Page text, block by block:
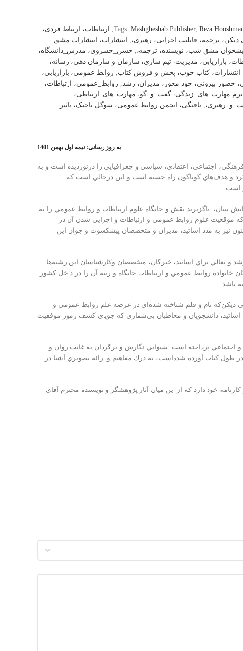
Tags: Mashgheshab Publisher, Reza
ارتباطات، ارتباط فردی،
دیکن، ترجمه، قابلیت اجرایی، رهبری،
انتشارات، انتشارات مشق
مشق شب، نویسنده، ترجمه،
حسن_خسروی، مدرس_دانشگاه،
بازاریابی، مدیریت، تیم سازی، سازمان و سازمان دهی، رسانه،
انتشارات، کتاب خوب، پخش و فروش کتاب
روابط عمومی، بازاریابی،
حضور بیرونی، خود محور، مدیران، رشد
روابط_عمومی، ارتباطات،
مهارت_های_زندگی، گفت_و_گو، مهارت_های_ارتباطی،
یافتگی، انجمن روابط عمومی، سوگل تاجیک، تاثیر
به روز رسانی: نیمه اول بهمن 1401
اجتماعي، اعتقادي، سياسي و جغرافيايي را درنورديده ‌است و به
و هدف‌هاي گوناگون راه جسته است و اين درحالي است كه
است.
بنيان، ناگزيرند نقش و جايگاه علوم ارتباطات و روابط عمومي را به
موقعيت علوم روابط عمومي و ارتباطات و اجرايي شدن آن در
نيز به مدد اساتيد، مديران و متخصصان پيشكسوت و جوان اين
و تعالي براي اساتيد، خبرگان، متخصصان وكارشناسان اين رشته‌ها
روابط عمومي و ارتباطات جايگاه و رتبه آن را در داخل كشور
باشد.
نام و قلم شناخته شده‌اي در عرصه علم روابط عمومي و
اساتيد، دانشجويان و مخاطبان بي‌شماري كه جوياي كشف رموز موفقيت
اجتماعي پرداخته است. شيوايي نگارش و برگردان به غايت روان و
طول كتاب آورده شده‌است، به درك مفاهيم و ارائه تصويري آشنا در
خود دارد كه از اين ميان آثار پژوهشگر و نويسنده محترم آقاي